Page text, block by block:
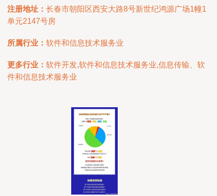
注册地址： 长春市朝阳区西安大路8号新世纪鸿源广场1幢1
单元2147号房
所属行业： 软件和信息技术服务业
更多行业： 软件开发,软件和信息技术服务业,信息传输、软
件和信息技术服务业